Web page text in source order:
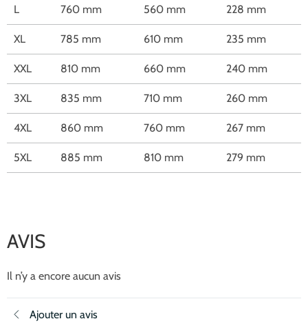
L 760 mm 560 mm 228 mm
XL 785 mm 610 mm 235 mm
XXL 810 mm 660 mm 240 mm
3XL 835 mm 710 mm 260 mm
4XL 860 mm 760 mm 267 mm
5XL 885 mm 810 mm 279 mm
AVIS
Il n’y a encore aucun avis
Ajouter un avis